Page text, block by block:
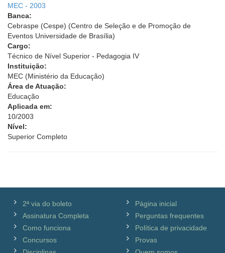
MEC - 2003
Banca:
Cebraspe (Cespe) (Centro de Seleção e de Promoção de
Eventos Universidade de Brasília)
Cargo:
Técnico de Nível Superior - Pedagogia IV
Instituição:
MEC (Ministério da Educação)
Área de Atuação:
Educação
Aplicada em:
10/2003
Nível:
Superior Completo
2ª via do boleto
Assinatura Completa
Como funciona
Concursos
Página inicial
Perguntas frequentes
Política de privacidade
Provas